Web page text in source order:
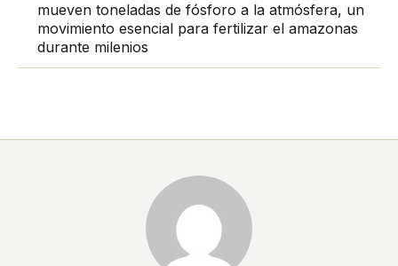
mueven toneladas de fósforo a la atmósfera, un
movimiento esencial para fertilizar el amazonas
durante milenios